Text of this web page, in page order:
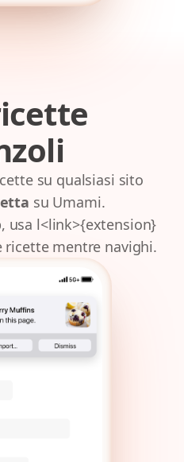
su qualsiasi sito
su Umami.
usa l<link>{extension}
ricette mentre navighi.